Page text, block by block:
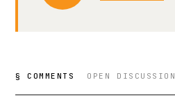
§ COMMENTS OPEN DISCUSSION